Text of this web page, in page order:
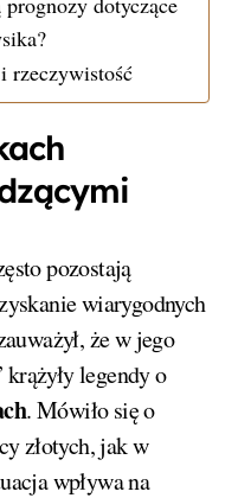
rzeczywistość
pozostają
wiarygodnych
że w jego
legendy o
. Mówiło się o
złotych, jak w
wpływa na